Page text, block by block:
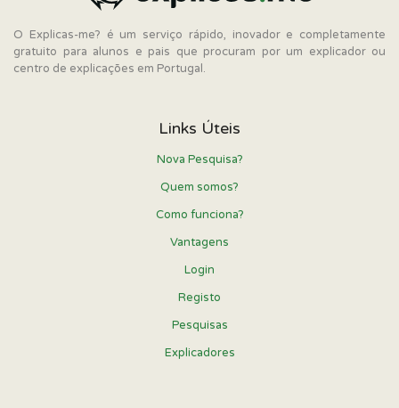
O Explicas-me? é um serviço rápido, inovador e completamente
gratuito para alunos e pais que procuram por um explicador ou
centro de explicações em Portugal.
Links Úteis
Nova Pesquisa?
Quem somos?
Como funciona?
Vantagens
Login
Registo
Pesquisas
Explicadores